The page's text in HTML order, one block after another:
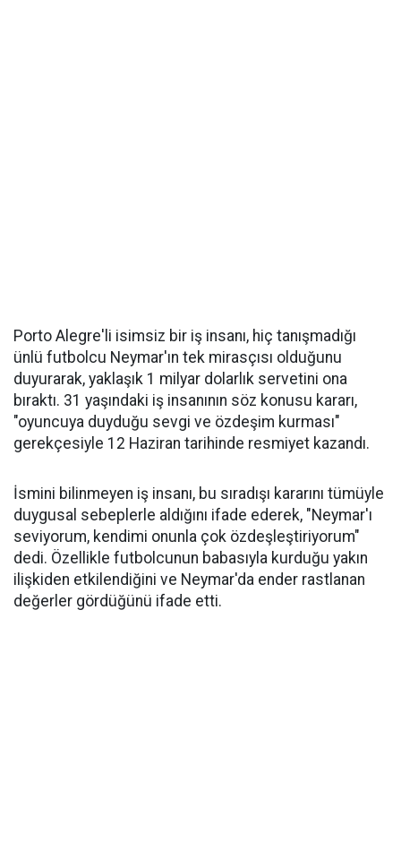
Porto Alegre'li isimsiz bir iş insanı, hiç tanışmadığı
ünlü futbolcu Neymar'ın tek mirasçısı olduğunu
duyurarak, yaklaşık 1 milyar dolarlık servetini ona
bıraktı. 31 yaşındaki iş insanının söz konusu kararı,
"oyuncuya duyduğu sevgi ve özdeşim kurması"
gerekçesiyle 12 Haziran tarihinde resmiyet kazandı.
İsmini bilinmeyen iş insanı, bu sıradışı kararını tümüyle
duygusal sebeplerle aldığını ifade ederek, "Neymar'ı
seviyorum, kendimi onunla çok özdeşleştiriyorum"
dedi. Özellikle futbolcunun babasıyla kurduğu yakın
ilişkiden etkilendiğini ve Neymar'da ender rastlanan
değerler gördüğünü ifade etti.